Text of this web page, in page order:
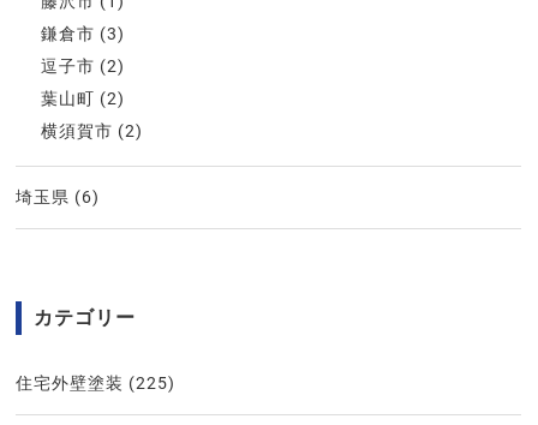
鎌倉市 (3)
逗子市 (2)
葉山町 (2)
横須賀市 (2)
埼玉県 (6)
カテゴリー
住宅外壁塗装 (225)